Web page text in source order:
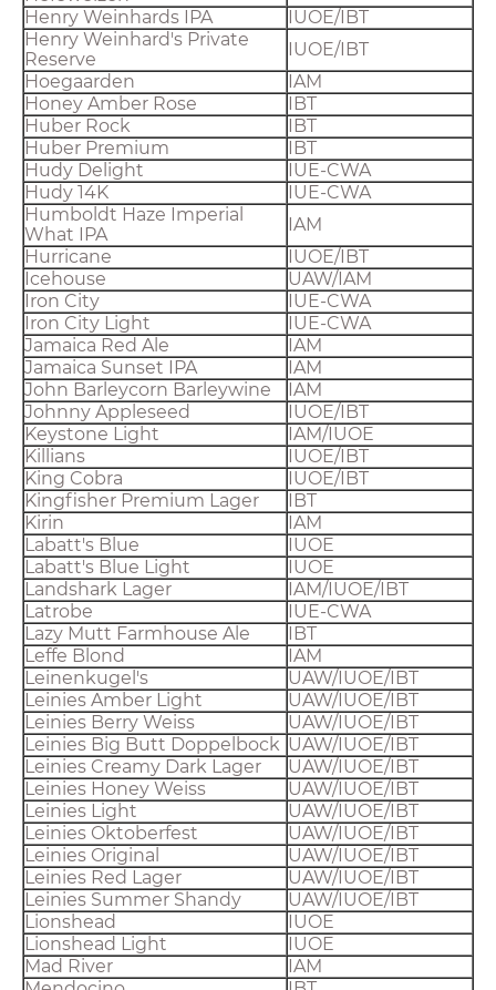
Henry Weinhards IPA
IUOE/IBT
Henry Weinhard's Private
Reserve
IUOE/IBT
Hoegaarden
IAM
Honey Amber Rose
IBT
Huber Rock
IBT
Huber Premium
IBT
Hudy Delight
IUE-CWA
Hudy 14K
IUE-CWA
Humboldt Haze Imperial
What IPA
IAM
Hurricane
IUOE/IBT
Icehouse
UAW/IAM
Iron City
IUE-CWA
Iron City Light
IUE-CWA
Jamaica Red Ale
IAM
Jamaica Sunset IPA
IAM
John Barleycorn Barleywine
IAM
Johnny Appleseed
IUOE/IBT
Keystone Light
IAM/IUOE
Killians
IUOE/IBT
King Cobra
IUOE/IBT
Kingfisher Premium Lager
IBT
Kirin
IAM
Labatt's Blue
IUOE
Labatt's Blue Light
IUOE
Landshark Lager
IAM/IUOE/IBT
Latrobe
IUE-CWA
Lazy Mutt Farmhouse Ale
IBT
Leffe Blond
IAM
Leinenkugel's
UAW/IUOE/IBT
Leinies Amber Light
UAW/IUOE/IBT
Leinies Berry Weiss
UAW/IUOE/IBT
Leinies Big Butt Doppelbock UAW/IUOE/IBT
Leinies Creamy Dark Lager
UAW/IUOE/IBT
Leinies Honey Weiss
UAW/IUOE/IBT
Leinies Light
UAW/IUOE/IBT
Leinies Oktoberfest
UAW/IUOE/IBT
Leinies Original
UAW/IUOE/IBT
Leinies Red Lager
UAW/IUOE/IBT
Leinies Summer Shandy
UAW/IUOE/IBT
Lionshead
IUOE
Lionshead Light
IUOE
Mad River
IAM